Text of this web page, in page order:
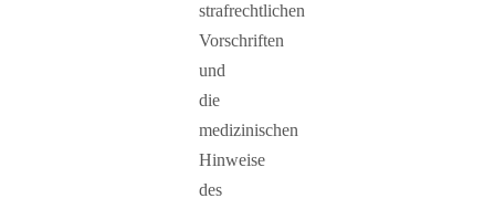
strafrechtlichen
Vorschriften
und
die
medizinischen
Hinweise
des